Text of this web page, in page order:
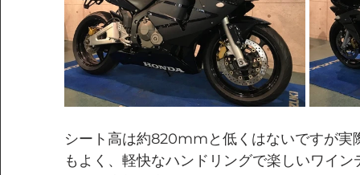
シート高は約820mmと低くはないですが実
もよく、軽快なハンドリングで楽しいワイン